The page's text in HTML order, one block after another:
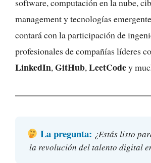
software, computación en la nube,
management y tecnologías
contará con la participación de
profesionales de compañías líderes
LinkedIn,GitHub,LeetCodey
La pregunta: ¿Estás listo
la revolución del talento digital